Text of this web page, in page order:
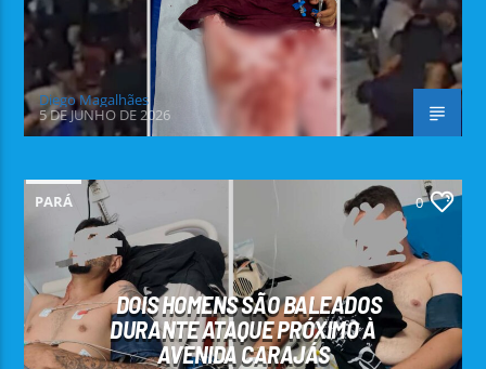
Diego Magalhães
5 DE JUNHO DE 2026
PARÁ 0
DOIS HOMENS SÃO BALEADOS
DURANTE ATAQUE PRÓXIMO À
AVENIDA CARAJÁS